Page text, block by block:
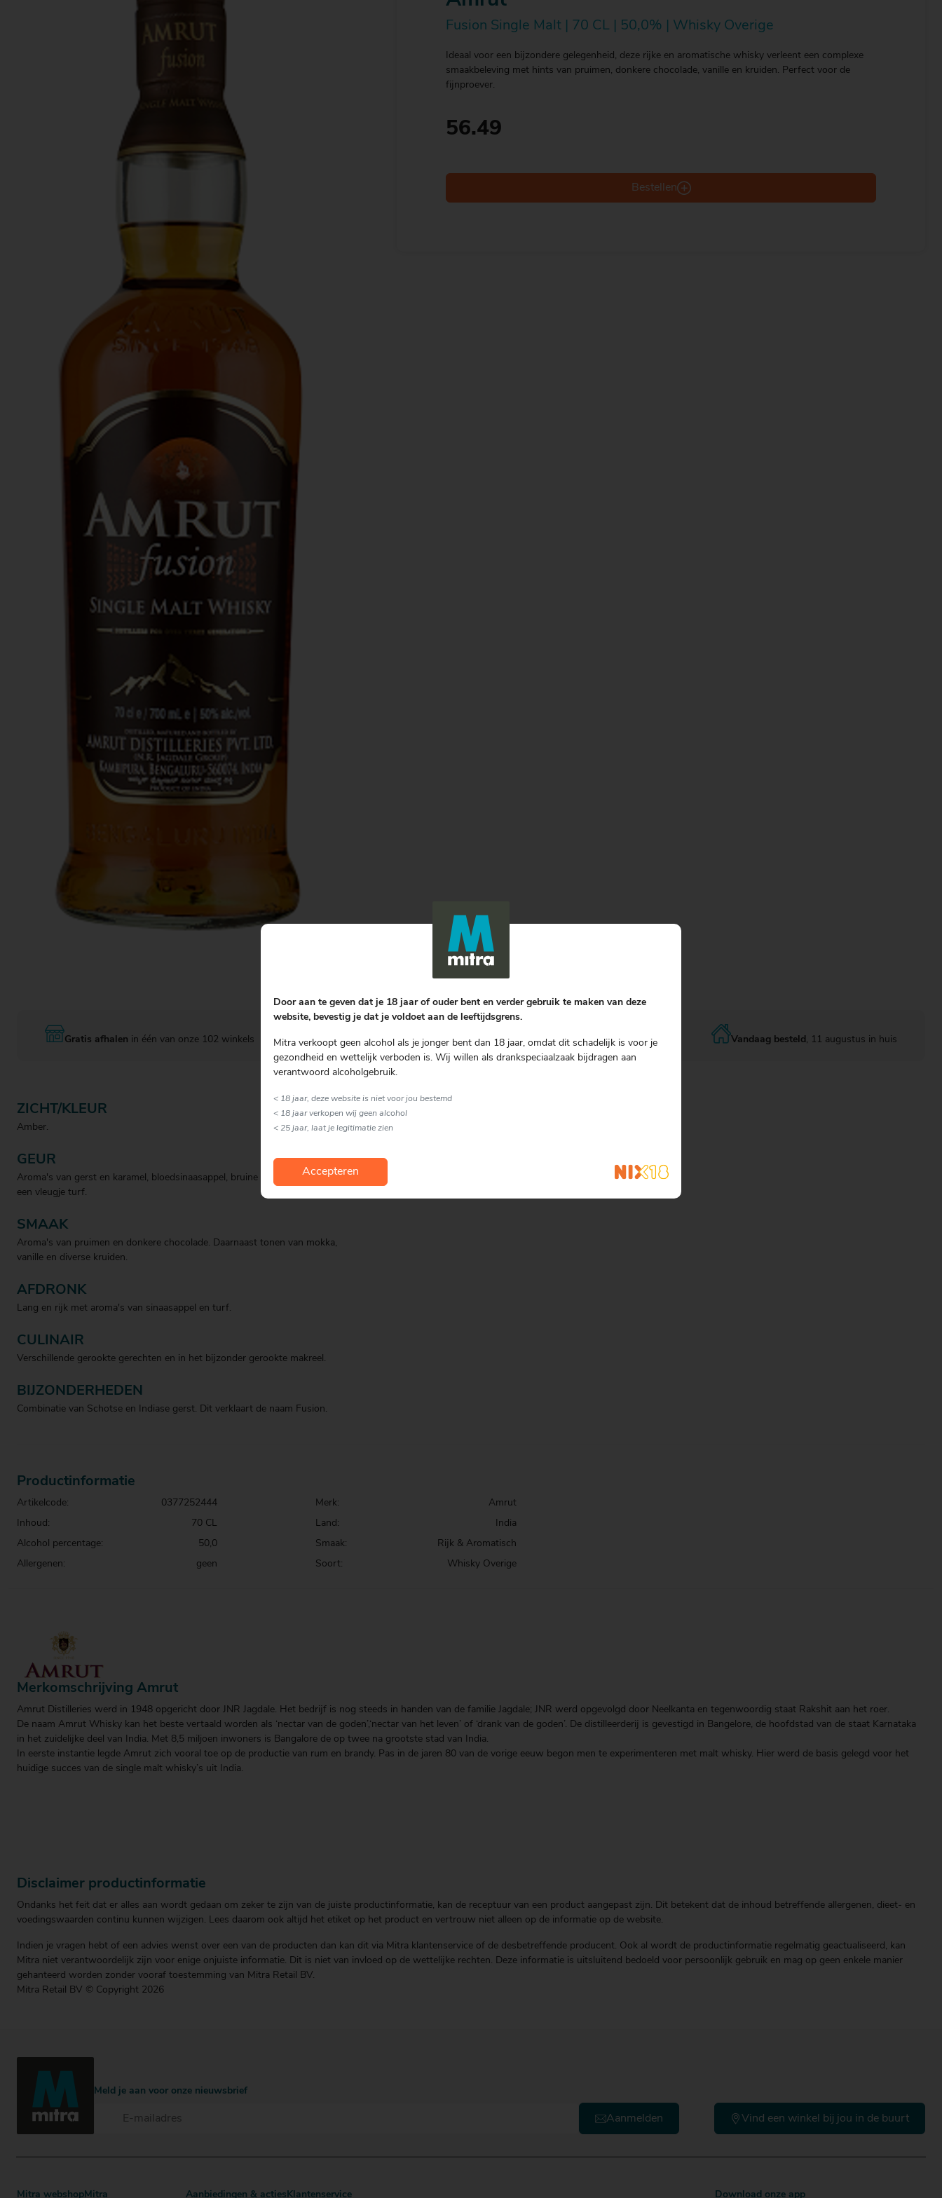
Fusion Single Malt | 70 CL | 50,0% | Whisky Overige
Ideaal voor een bijzondere gelegenheid, deze rijke en aromatische whisky verleent een complexe
smaakbeleving met hints van pruimen, donkere chocolade, vanille en kruiden. Perfect voor de
fijnproever.
56.49
Bestellen
Gratis afhalen in één van onze 102 winkels Gratis bezorgenvanaf € 75.00 Vandaag besteld , 11 augustus in huis
ZICHT/KLEUR
Amber.
GEUR
Aroma's van gerst en karamel, bloedsinaasappel, bruine suiker, vanille en
een vleugje turf.
SMAAK
Aroma's van pruimen en donkere chocolade. Daarnaast tonen van mokka,
vanille en diverse kruiden.
AFDRONK
Lang en rijk met aroma's van sinaasappel en turf.
CULINAIR
Verschillende gerookte gerechten en in het bijzonder gerookte makreel.
BIJZONDERHEDEN
Combinatie van Schotse en Indiase gerst. Dit verklaart de naam Fusion.
Productinformatie
Artikelcode:
0377252444
Inhoud:
70 CL
Alcohol percentage:
50,0
Allergenen:
geen
Merk:
Amrut
Land:
India
Smaak:
Rijk & Aromatisch
Soort:
Whisky Overige
Merkomschrijving Amrut
Amrut Distilleries werd in 1948 opgericht door JNR Jagdale. Het bedrijf is nog steeds in handen van de familie Jagdale; JNR werd opgevolgd door Neelkanta en tegenwoordig staat Rakshit aan het roer.
De naam Amrut Whisky kan het beste vertaald worden als ‘nectar van de goden’,‘nectar van het leven’ of ‘drank van de goden’. De distilleerderij is gevestigd in Bangelore, de hoofdstad van de staat Karnataka
in het zuidelijke deel van India. Met 8,5 miljoen inwoners is Bangalore de op twee na grootste stad van India.
In eerste instantie legde Amrut zich vooral toe op de productie van rum en brandy. Pas in de jaren 80 van de vorige eeuw begon men te experimenteren met malt whisky. Hier werd de basis gelegd voor het
huidige succes van de single malt whisky’s uit India.
Disclaimer productinformatie
Ondanks het feit dat er alles aan wordt gedaan om zeker te zijn van de juiste productinformatie, kan de receptuur van een product aangepast zijn. Dit betekent dat de inhoud betreffende allergenen, dieet- en
voedingswaarden continu kunnen wijzigen. Lees daarom ook altijd het etiket op het product en vertrouw niet alleen op de informatie op de website.
Indien je vragen hebt of een advies wenst over een van de producten dan kan dit via Mitra klantenservice of de desbetreffende producent. Ook al wordt de productinformatie regelmatig geactualiseerd, kan
Mitra niet verantwoordelijk zijn voor enige onjuiste informatie. Dit is niet van invloed op de wettelijke rechten. Deze informatie is uitsluitend bedoeld voor persoonlijk gebruik en mag op geen enkele manier
gehanteerd worden zonder vooraf toestemming van Mitra Retail BV.
Mitra Retail BV © Copyright 2026
Meld je aan voor onze nieuwsbrief
Aanmelden Vind een winkel bij jou in de buurt
Mitra webshopMitra Aanbiedingen & actiesKlantenservice Download onze app
Door aan te geven dat je 18 jaar of ouder bent en verder gebruik te maken van deze
website, bevestig je dat je voldoet aan de leeftijdsgrens.
Mitra verkoopt geen alcohol als je jonger bent dan 18 jaar, omdat dit schadelijk is voor je
gezondheid en wettelijk verboden is. Wij willen als drankspeciaalzaak bijdragen aan
verantwoord alcoholgebruik.
< 18 jaar, deze website is niet voor jou bestemd
< 18 jaar verkopen wij geen alcohol
< 25 jaar, laat je legitimatie zien
Accepteren